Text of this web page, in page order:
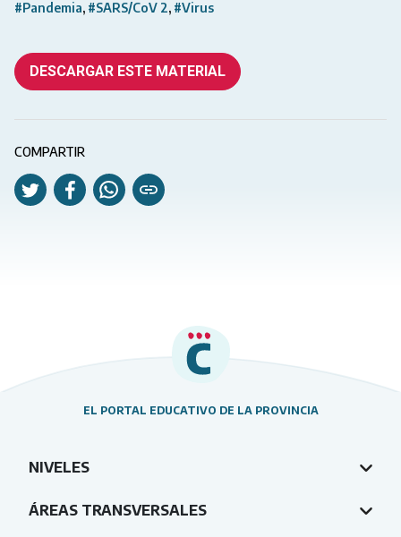
#Pandemia #SARS/CoV 2 #Virus
DESCARGAR ESTE MATERIAL
COMPARTIR
EL PORTAL EDUCATIVO DE LA PROVINCIA
NIVELES
ÁREAS TRANSVERSALES